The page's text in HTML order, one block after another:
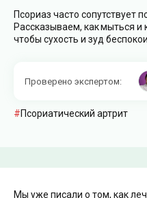
Псориаз часто сопутствует
Рассказываем, как мыться и
чтобы сухость и зуд
Проверено экспертом:
Псориатический артрит
​Мы уже писали о том, как